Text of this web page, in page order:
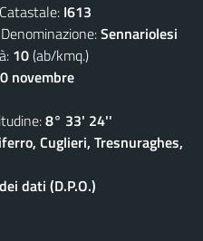
I613
Sennariolesi
10(ab/kmq.)
novembre
8° 33' 24''
Cuglieri, Tresnuraghes,
dati (D.P.O.)